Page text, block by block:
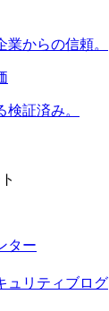
業からの信頼。
検証済み。
ター
ュリティブログ